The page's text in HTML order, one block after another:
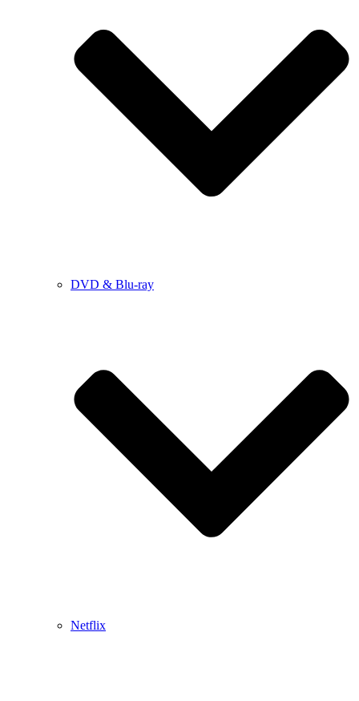
DVD & Blu-ray
Netflix